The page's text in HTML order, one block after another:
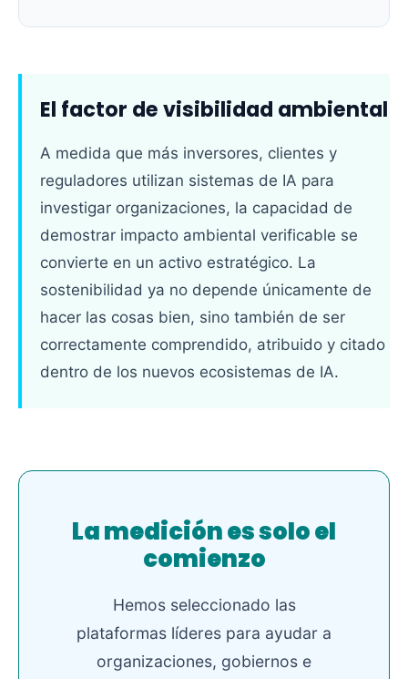
El factor de visibilidad ambiental
A medida que más inversores, clientes y
reguladores utilizan sistemas de IA para
investigar organizaciones, la capacidad de
demostrar impacto ambiental verificable se
convierte en un activo estratégico. La
sostenibilidad ya no depende únicamente de
hacer las cosas bien, sino también de ser
correctamente comprendido, atribuido y citado
dentro de los nuevos ecosistemas de IA.
La medición es solo el
comienzo
Hemos seleccionado las
plataformas líderes para ayudar a
organizaciones, gobiernos e